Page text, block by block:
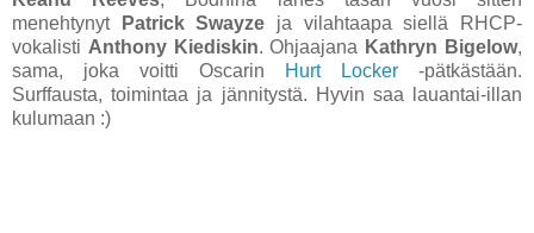
menehtynyt
Patrick Swayze ja vilahtaapa siellä RHCP-
vokalisti Anthony Kiediskin. Ohjaajana Kathryn Bigelow,
sama, joka voitti Oscarin
Hurt Locker -pätkästään.
Surffausta, toimintaa ja jännitystä. Hyvin saa lauantai-illan
kulumaan :)